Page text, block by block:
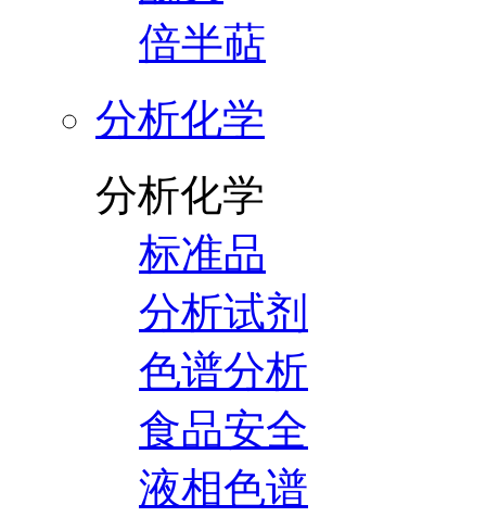
倍半萜
分析化学
分析化学
标准品
分析试剂
色谱分析
食品安全
液相色谱